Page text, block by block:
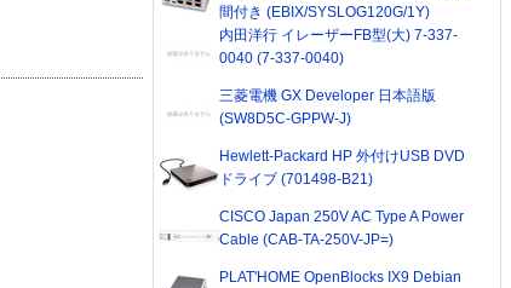
間付き (EBIX/SYSLOG120G/1Y)
内田洋行 イレーザーFB型(大) 7-337-
0040 (7-337-0040)
三菱電機 GX Developer 日本語版
(SW8D5C-GPPW-J)
Hewlett-Packard HP 外付けUSB DVD
ドライブ (701498-B21)
CISCO Japan 250V AC Type A Power
Cable (CAB-TA-250V-JP=)
PLAT'HOME OpenBlocks IX9 Debian